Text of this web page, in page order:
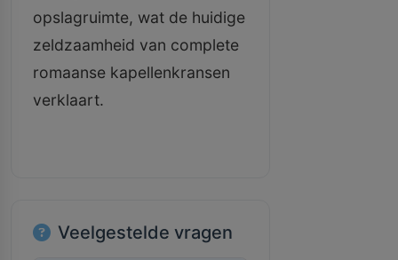
opslagruimte, wat de huidige
zeldzaamheid van complete
romaanse kapellenkransen
verklaart.
Veelgestelde vragen